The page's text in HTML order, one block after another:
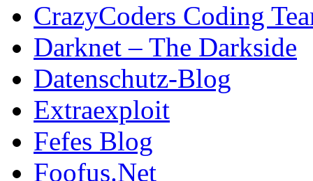
CrazyCoders Coding
Darknet – The Darkside
Datenschutz-Blog
Extraexploit
Fefes Blog
Foofus.Net